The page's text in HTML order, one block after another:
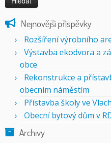
Nejnovější příspěvky
Rozšíření výrobního
Výstavba ekodvora a
obce
Rekonstrukce a
obecním náměstím
Přístavba školy ve
Obecní bytový dům v
Archivy